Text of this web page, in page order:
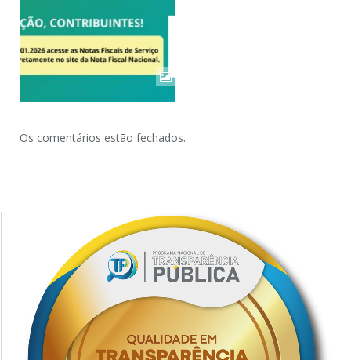
Os comentários estão fechados.